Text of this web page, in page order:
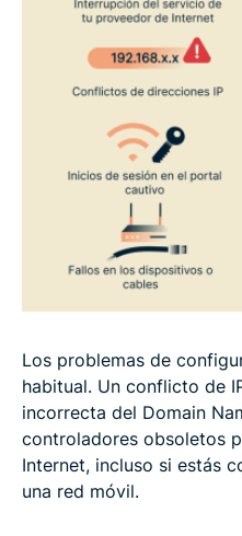
Los problemas de
habitual. Un conflicto de
incorrecta del Domain
controladores obsoletos
Internet, incluso si estás
una red móvil.